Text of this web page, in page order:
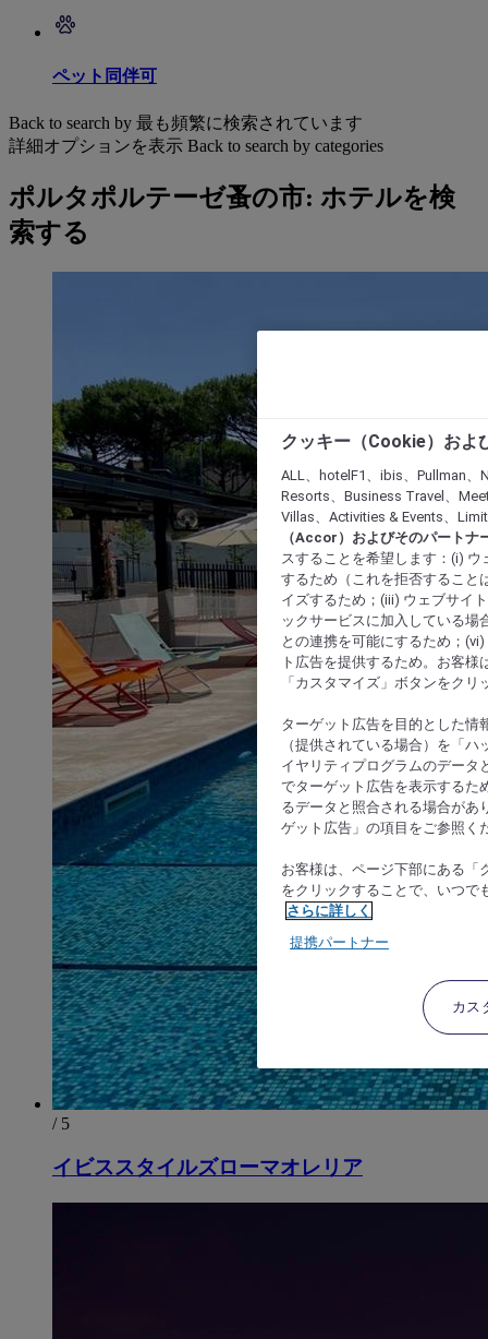
ペット同伴可
Back to search by 最も頻繁に検索されています
詳細オプションを表示 Back to search by categories
ポルタポルテーゼ蚤の市: ホテルを検
索する
/ 5
イビススタイルズローマオレリア
クッキー（Cookie）およ
ALL、hotelF1、ibis、Pullman
Resorts、Business Travel、
Villas、Activities & Events、
（Accor）およびそのパートナ
スすることを希望します：(i)
するため（これを拒否すること
イズするため；(iii) ウェブサイ
ックサービスに加入している場
との連携を可能にするため；
ト広告を提供するため。お客
「カスタマイズ」ボタンをク
ターゲット広告を目的とした情
（提供されている場合）を「
イヤリティプログラムのデータ
でターゲット広告を表示するた
るデータと照合される場合があ
ゲット広告」の項目をご参照く
お客様は、ページ下部にある「
をクリックすることで、いつで
さらに詳しく
提携パートナー
カス